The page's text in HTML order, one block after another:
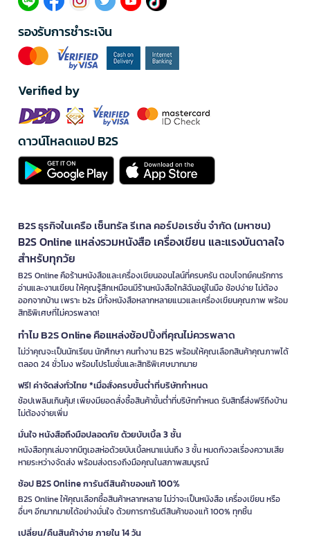
รองรับการชำระเงิน
Verified by
ดาวน์โหลดแอป B2S
B2S ธุรกิจในเครือ เซ็นทรัล รีเทล คอร์ปอเรชั่น จำกัด (มหาชน)
B2S Online แหล่งรวมหนังสือ เครื่องเขียน และแรงบันดาลใจ
สำหรับทุกวัย
B2S Online คือร้านหนังสือและเครื่องเขียนออนไลน์ที่ครบครัน ตอบโจทย์คนรักการ
อ่านและงานเขียน ให้คุณรู้สึกเหมือนมีร้านหนังสือใกล้ฉันอยู่ในมือ ช้อปง่าย ไม่ต้อง
ออกจากบ้าน เพราะ b2s มีทั้งหนังสือหลากหลายแนวและเครื่องเขียนคุณภาพ พร้อม
สิทธิพิเศษที่ไม่ควรพลาด!
ทำไม B2S Online คือแหล่งช้อปปิ้งที่คุณไม่ควรพลาด
ไม่ว่าคุณจะเป็นนักเรียน นักศึกษา คนทำงาน B2S พร้อมให้คุณเลือกสินค้าคุณภาพได้
ตลอด 24 ชั่วโมง พร้อมโปรโมชั่นและสิทธิพิเศษมากมาย
ฟรี! ค่าจัดส่งทั่วไทย *เมื่อสั่งครบขั้นต่ำที่บริษัทกำหนด
ช้อปเพลินเกินคุ้ม! เพียงมียอดสั่งซื้อสินค้าขั้นต่ำที่บริษัทกำหนด รับสิทธิ์ส่งฟรีถึงบ้าน
ไม่ต้องจ่ายเพิ่ม
มั่นใจ หนังสือถึงมือปลอดภัย ด้วยบับเบิ้ล 3 ชั้น
หนังสือทุกเล่มจากบีทูเอสห่อด้วยบับเบิ้ลหนาแน่นถึง 3 ชั้น หมดกังวลเรื่องความเสีย
หายระหว่างจัดส่ง พร้อมส่งตรงถึงมือคุณในสภาพสมบูรณ์
ช้อป B2S Online การันตีสินค้าของแท้ 100%
B2S Online ให้คุณเลือกซื้อสินค้าหลากหลาย ไม่ว่าจะเป็นหนังสือ เครื่องเขียน หรือ
อื่นๆ อีกมากมายได้อย่างมั่นใจ ด้วยการการันตีสินค้าของแท้ 100% ทุกชิ้น
เปลี่ยน/คืนสินค้าง่าย ภายใน 14 วัน